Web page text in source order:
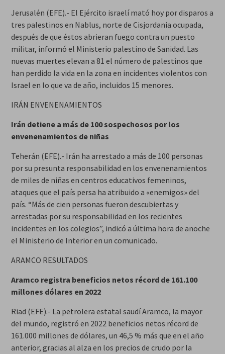
Jerusalén (EFE).- El Ejército israelí mató hoy por disparos a
tres palestinos en Nablus, norte de Cisjordania ocupada,
después de que éstos abrieran fuego contra un puesto
militar, informó el Ministerio palestino de Sanidad. Las
nuevas muertes elevan a 81 el número de palestinos que
han perdido la vida en la zona en incidentes violentos con
Israel en lo que va de año, incluidos 15 menores.
IRÁN ENVENENAMIENTOS
Irán detiene a más de 100 sospechosos por los
envenenamientos de niñas
Teherán (EFE).- Irán ha arrestado a más de 100 personas
por su presunta responsabilidad en los envenenamientos
de miles de niñas en centros educativos femeninos,
ataques que el país persa ha atribuido a «enemigos» del
país. “Más de cien personas fueron descubiertas y
arrestadas por su responsabilidad en los recientes
incidentes en los colegios”, indicó a última hora de anoche
el Ministerio de Interior en un comunicado.
ARAMCO RESULTADOS
Aramco registra beneficios netos récord de 161.100
millones dólares en 2022
Riad (EFE).- La petrolera estatal saudí Aramco, la mayor
del mundo, registró en 2022 beneficios netos récord de
161.000 millones de dólares, un 46,5 % más que en el año
anterior, gracias al alza en los precios de crudo por la